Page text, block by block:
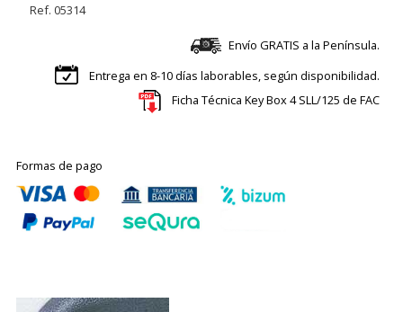
Ref. 05314
Envío GRATIS a la Península.
Entrega en 8-10 días laborables, según disponibilidad.
Ficha Técnica Key Box 4 SLL/125 de FAC
Formas de pago